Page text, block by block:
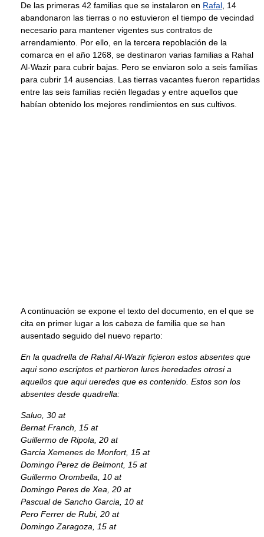
De las primeras 42 familias que se instalaron en Rafal , 14
abandonaron las tierras o no estuvieron el tiempo de vecindad
necesario para mantener vigentes sus contratos de
arrendamiento. Por ello, en la tercera repoblación de la
comarca en el año 1268, se destinaron varias familias a Rahal
Al-Wazir para cubrir bajas. Pero se enviaron solo a seis familias
para cubrir 14 ausencias. Las tierras vacantes fueron repartidas
entre las seis familias recién llegadas y entre aquellos que
habían obtenido los mejores rendimientos en sus cultivos.
A continuación se expone el texto del documento, en el que se
cita en primer lugar a los cabeza de familia que se han
ausentado seguido del nuevo reparto:
En la quadrella de Rahal Al-Wazir fiçieron estos absentes que
aqui sono escriptos et partieron lures heredades otrosi a
aquellos que aqui ueredes que es contenido. Estos son los
absentes desde quadrella:
Saluo, 30 at
Bernat Franch, 15 at
Guillermo de Ripola, 20 at
Garcia Xemenes de Monfort, 15 at
Domingo Perez de Belmont, 15 at
Guillermo Orombella, 10 at
Domingo Peres de Xea, 20 at
Pascual de Sancho Garcia, 10 at
Pero Ferrer de Rubi, 20 at
Domingo Zaragoza, 15 at